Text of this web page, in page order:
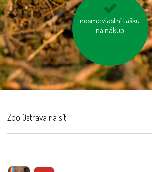
nosme vlastní tašku
na nákup
mysleme na „skrytou
vodu“ ve výrobcích
Zoo Ostrava na síti